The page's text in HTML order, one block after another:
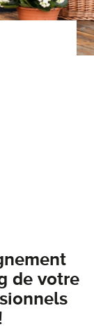
de votre